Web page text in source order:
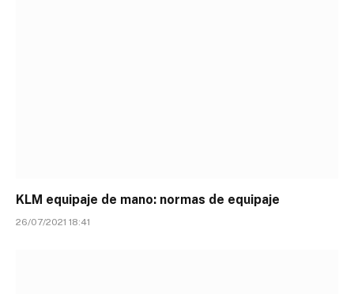
KLM equipaje de mano: normas de equipaje
26/07/2021 18:41